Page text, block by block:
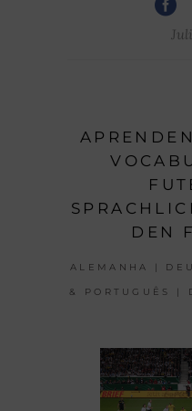
DEN
ALEMANHA |
& PORTUGUÊS |